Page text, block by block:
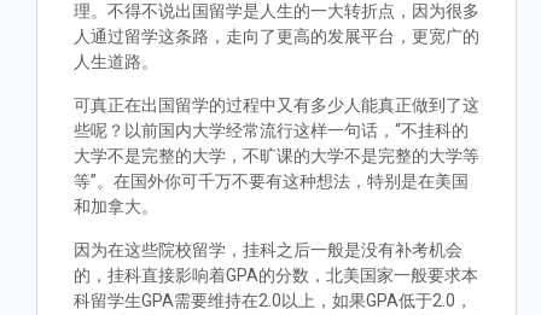
理。不得不说出国留学是人生的一大转折点，因为很多
人通过留学这条路，走向了更高的发展平台，更宽广的
人生道路。
可真正在出国留学的过程中又有多少人能真正做到了这
些呢？以前国内大学经常流行这样一句话，“不挂科的
大学不是完整的大学，不旷课的大学不是完整的大学等
等”。在国外你可千万不要有这种想法，特别是在美国
和加拿大。
因为在这些院校留学，挂科之后一般是没有补考机会
的，挂科直接影响着GPA的分数，北美国家一般要求本
科留学生GPA需要维持在2.0以上，如果GPA低于2.0，